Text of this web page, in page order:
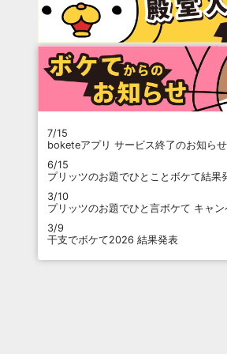
7/15
boketeアプリ サービス終了のお知らせ
6/15
プリッツのお題でひとことボケて結果
3/10
プリッツのお題でひと言ボケて キャン
3/9
干支でボケて2026 結果発表